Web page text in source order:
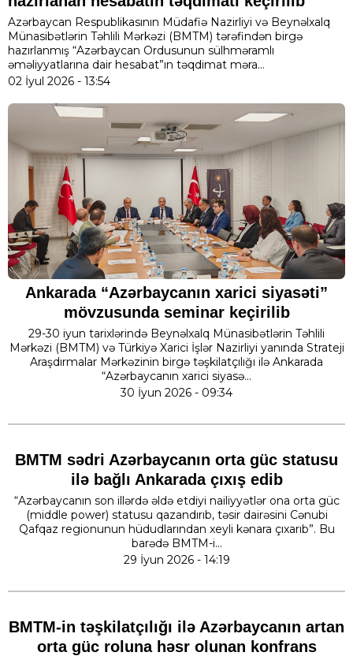
Azərbaycan Respublikasının Müdafiə Nazirliyi və Beynəlxalq
Münasibətlərin Təhlili Mərkəzi (BMTM) tərəfindən birgə
hazırlanmış “Azərbaycan Ordusunun sülhməramlı
əməliyyatlarına dair hesabat”ın təqdimat məra...
02 İyul 2026 - 13:54
Ankarada “Azərbaycanın xarici siyasəti”
mövzusunda seminar keçirilib
29-30 iyun tarixlərində Beynəlxalq Münasibətlərin Təhlili
Mərkəzi (BMTM) və Türkiyə Xarici İşlər Nazirliyi yanında Strateji
Araşdırmalar Mərkəzinin birgə təşkilatçılığı ilə Ankarada
“Azərbaycanın xarici siyasə...
30 İyun 2026 - 09:34
BMTM sədri Azərbaycanın orta güc statusu
ilə bağlı Ankarada çıxış edib
“Azərbaycanın son illərdə əldə etdiyi nailiyyətlər ona orta güc
(middle power) statusu qazandırıb, təsir dairəsini Cənubi
Qafqaz regionunun hüdudlarından xeyli kənara çıxarıb”. Bu
barədə BMTM-i...
29 İyun 2026 - 14:19
BMTM-in təşkilatçılığı ilə Azərbaycanın artan
orta güc roluna həsr olunan konfrans